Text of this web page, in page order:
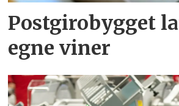
Postgirobygget
egne viner